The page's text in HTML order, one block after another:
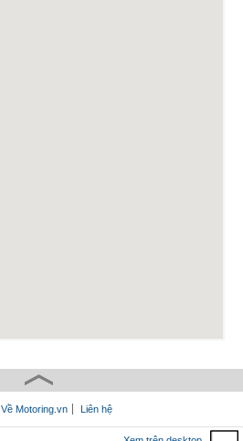
Về Motoring.vn Liên hệ